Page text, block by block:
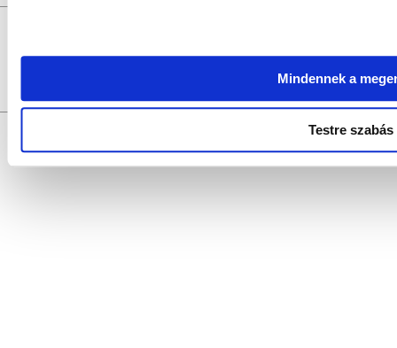
Mindennek a
Testre szabás
Fotók:VAS
9021 Győr, Baross Gábor u. 4. Tel.: +36/96/319-
az oldal teljes tartalmát szerzői jog védi, bármiféle